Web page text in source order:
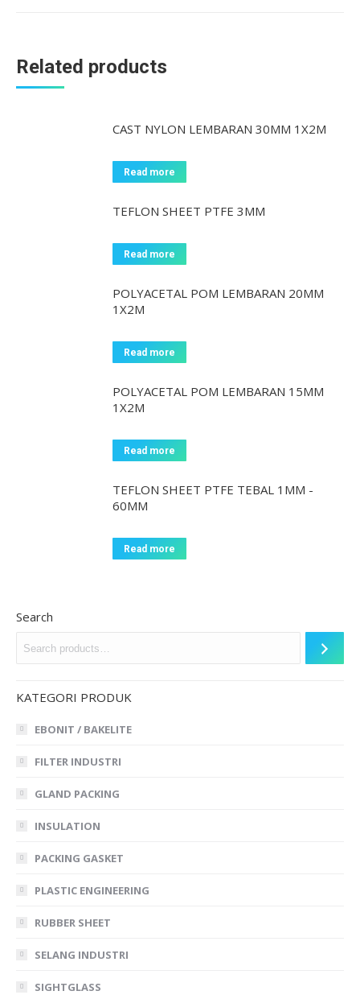
Related products
CAST NYLON LEMBARAN 30MM 1X2M
Read more
TEFLON SHEET PTFE 3MM
Read more
POLYACETAL POM LEMBARAN 20MM
1X2M
Read more
POLYACETAL POM LEMBARAN 15MM
1X2M
Read more
TEFLON SHEET PTFE TEBAL 1MM -
60MM
Read more
Search
KATEGORI PRODUK
EBONIT / BAKELITE
FILTER INDUSTRI
GLAND PACKING
INSULATION
PACKING GASKET
PLASTIC ENGINEERING
RUBBER SHEET
SELANG INDUSTRI
SIGHTGLASS